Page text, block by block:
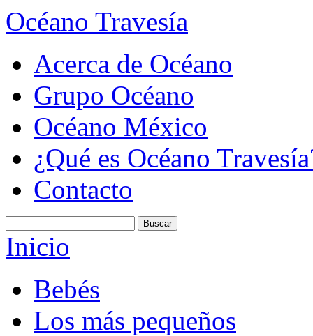
Océano Travesía
Acerca de Océano
Grupo Océano
Océano México
¿Qué es Océano
Contacto
Inicio
Bebés
Los más pequeños